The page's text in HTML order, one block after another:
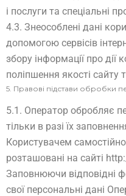
і послуги та спеціальні
4.3. Знеособлені дані
допомогою сервісів
збору інформації про дії
поліпшення якості сайту
5. Правові підстави обробки
5.1. Оператор обробляє
тільки в разі їх
Користувачем
розташовані на сайті
Заповнюючи відповідні
свої персональні дані